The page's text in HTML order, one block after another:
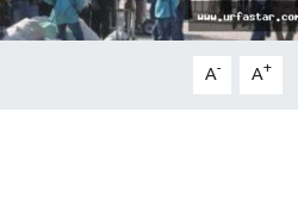
A- A+